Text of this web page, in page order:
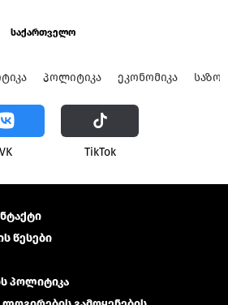
საქართველო
ᲞᲝᲚᲘᲢᲘᲙᲐ ᲔᲙᲝᲜᲝᲛᲘᲙᲐ
VK ТikТоk
წესები
პოლიტიკა